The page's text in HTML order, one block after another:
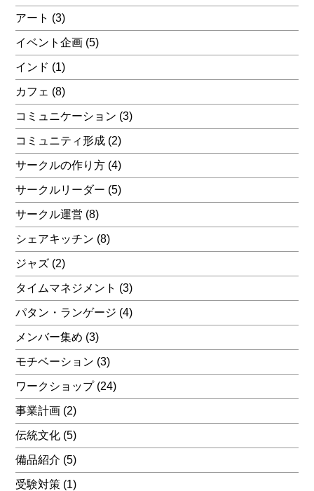
アート (3)
イベント企画 (5)
インド (1)
カフェ (8)
コミュニケーション (3)
コミュニティ形成 (2)
サークルの作り方 (4)
サークルリーダー (5)
サークル運営 (8)
シェアキッチン (8)
ジャズ (2)
タイムマネジメント (3)
パタン・ランゲージ (4)
メンバー集め (3)
モチベーション (3)
ワークショップ(24)
事業計画 (2)
伝統文化 (5)
備品紹介 (5)
受験対策 (1)